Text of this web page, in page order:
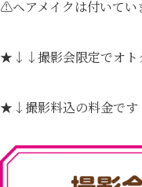
⚠️ヘアメイクは付いてい
★↓↓撮影会限定でオト
★↓撮影料込の料金です